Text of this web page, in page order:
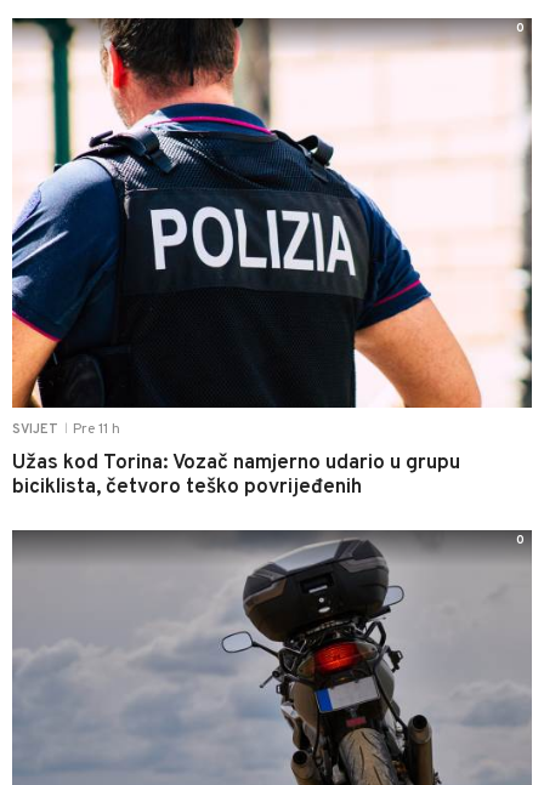
SVIJET Pre 11 h
Užas kod Torina: Vozač namjerno udario u grupu
biciklista, četvoro teško povrijeđenih
0
0